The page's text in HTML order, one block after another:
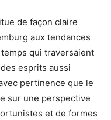
de façon claire
aux tendances
qui traversaient
esprits aussi
pertinence que le
sur une perspective
et de formes